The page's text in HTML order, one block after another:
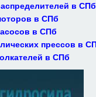
в СПб
в СПб
в СПб
прессов в
в СПб